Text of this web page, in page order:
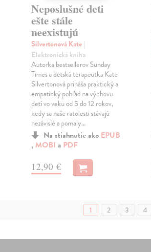
Neposlušné deti
ešte stále
neexistujú
Silvertonová Kate |
Elektronická kniha
Autorka bestsellerov Sunday
Times a detská terapeutka Kate
Silvertonová prináša praktický a
empatický pohľad na výchovu
detí vo veku od 5 do 12 rokov,
kedy sa naše ratolesti stávajú
nezávislé a pomaly…
Na stiahnutie ako EPUB
, MOBI a PDF
12,90 €
1 2 3 4